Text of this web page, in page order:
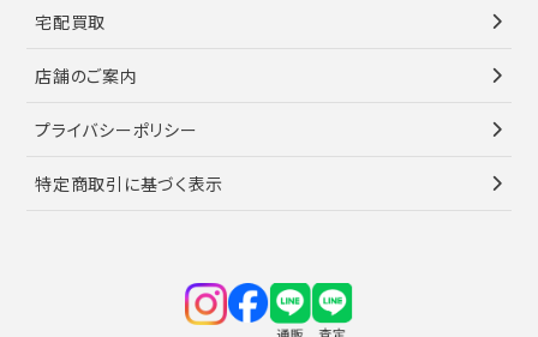
宅配買取
店舗のご案内
プライバシーポリシー
特定商取引に基づく表示